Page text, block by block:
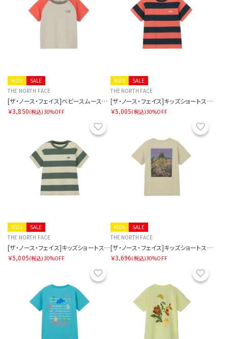
SALE
KIDS
THE NORTH FACE
[ザ・ノース・フェイス]ベビースムースグローティー
￥3,850(税込)30%OFF
SALE
KIDS
THE NORTH FACE
[ザ・ノース・フェイス]キッズショートスリーブブライトステディティー
￥5,005(税込)30%OFF
お気に入り
SALE
KIDS
THE NORTH FACE
[ザ・ノース・フェイス]キッズショートスリーブブライトステディティー
￥5,005(税込)30%OFF
SALE
KIDS
THE NORTH FACE
[ザ・ノース・フェイス]キッズショートスリーブフィールドグラフィックティー
￥3,696(税込)30%OFF
お気に入り